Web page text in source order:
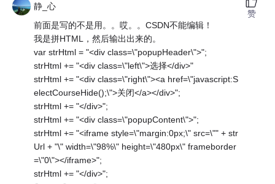
静_心
前面是写的不是用。。哎。。CSDN不能编辑！
我是拼HTML，然后输出出来的。
var strHtml = "<div class=\"popupHeader\">";
strHtml += "<div class=\"left\">选择</div>"
strHtml += "<div class=\"right\"><a href=\"javascript:S
electCourseHide();\">关闭</a></div>";
strHtml += "</div>";
strHtml += "<div class=\"popupContent\">";
strHtml += "<iframe style=\"margin:0px;\" src=\"" + str
Url + "\" width=\"98%\" height=\"480px\" frameborder
=\"0\"></iframe>";
strHtml += "</div>";
赞